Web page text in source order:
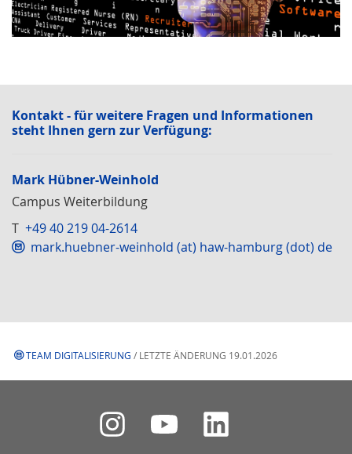
Kontakt - für weitere Fragen und Infor­mationen
steht Ihnen gern zur Verfügung:
Mark Hübner-Weinhold
Campus Weiterbildung
T +49 40 219 04-2614
mark.huebner-weinhold (at) haw-hamburg (dot) de
TEAM DIGITALISIERUNG / LETZTE ÄNDERUNG 19.01.2026